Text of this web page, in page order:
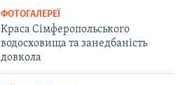
ФОТОГАЛЕРЕЇ
Краса Сімферопольського
водосховища та занедбаність
довкола